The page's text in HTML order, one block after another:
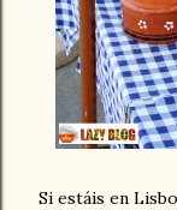
Si estáis en